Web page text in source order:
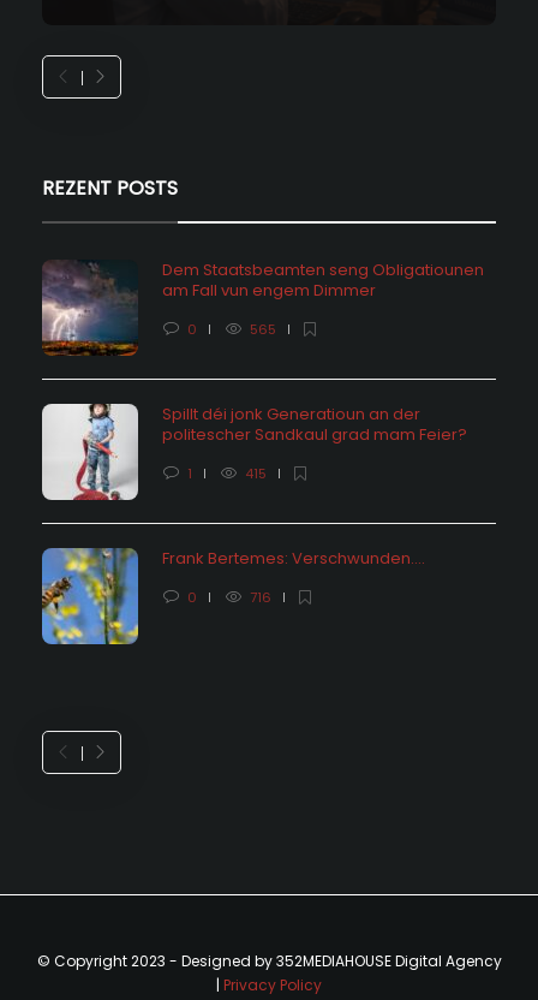
REZENT POSTS
Dem Staatsbeamten seng Obligatiounen
am Fall vun engem Dimmer
0 565
Spillt déi jonk Generatioun an der
politescher Sandkaul grad mam Feier?
1 415
Frank Bertemes: Verschwunden….
0 716
© Copyright 2023 - Designed by 352MEDIAHOUSE Digital Agency
| Privacy Policy